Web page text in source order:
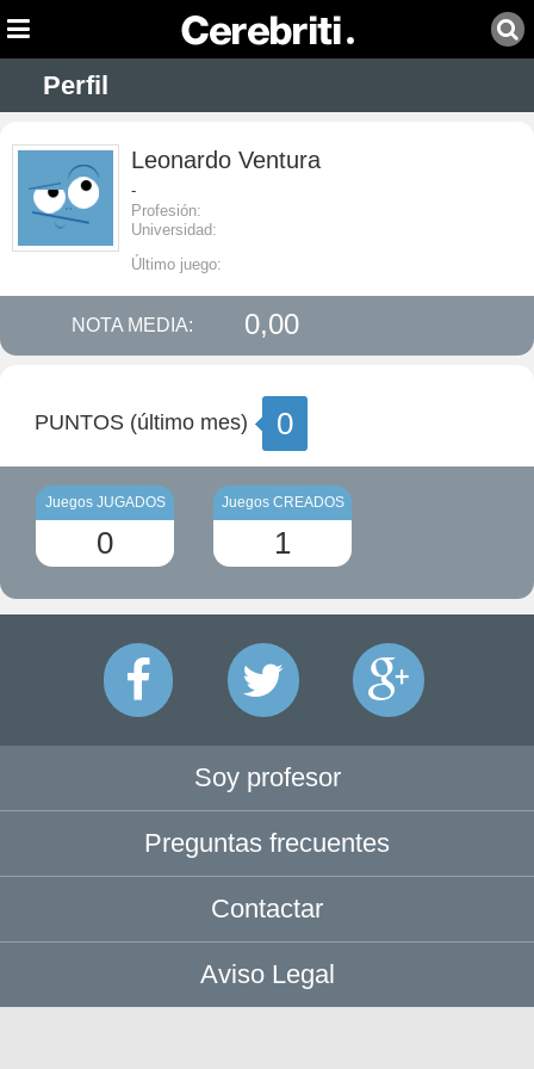
Perfil
Leonardo Ventura
-
Profesión:
Universidad:
Último juego:
NOTA MEDIA: 0,00
PUNTOS (último mes) 0
Juegos JUGADOS
0
Juegos CREADOS
1
Soy profesor
Preguntas frecuentes
Contactar
Aviso Legal